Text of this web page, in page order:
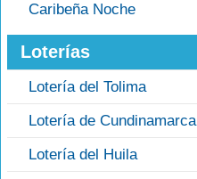
Caribeña Noche
Loterías
Lotería del Tolima
Lotería de Cundinamarca
Lotería del Huila